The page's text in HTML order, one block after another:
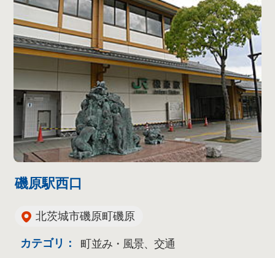
磯原駅西口
北茨城市磯原町磯原
カテゴリ： 町並み・風景、交通